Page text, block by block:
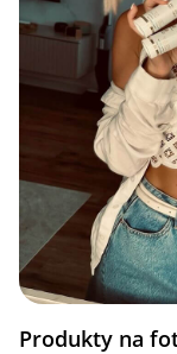
Produkty na